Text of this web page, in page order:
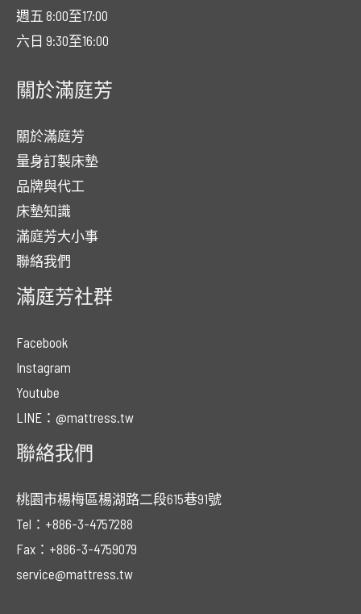
週五 8:00至17:00
六日 9:30至16:00
關於滿庭芳
關於滿庭芳
量身訂製床墊
品牌與代工
床墊知識
滿庭芳大小事
聯絡我們
滿庭芳社群
Facebook
Instagram
Youtube
LINE：@mattress.tw
聯絡我們
桃園市楊梅區楊湖路二段615巷91號
Tel：+886-3-4757288
Fax：+886-3-4759079
service@mattress.tw